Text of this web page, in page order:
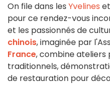
On file dans les Yvelines
pour ce rendez-vous
et les passionnés de
chinois, imaginée par
France, combine
traditionnels,
de restauration pour